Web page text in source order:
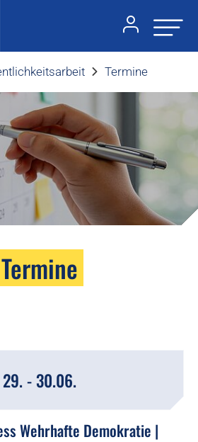
Termine
Termine
29. - 30.06.
Wehrhafte Demokratie |